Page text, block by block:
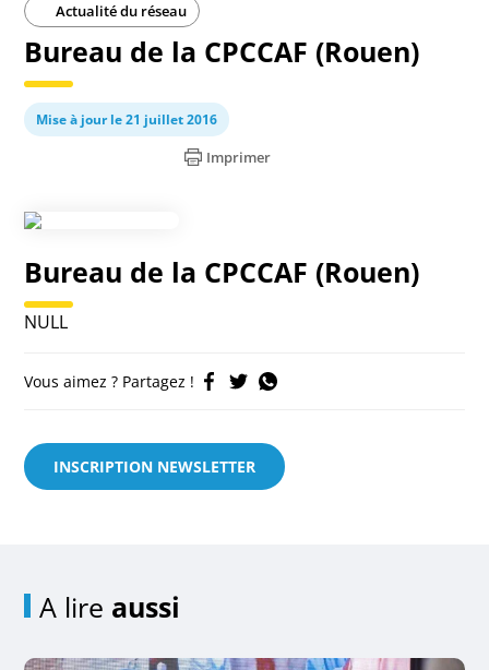
Actualité du réseau
Bureau de la CPCCAF (Rouen)
Mise à jour le 21 juillet 2016
Imprimer
Bureau de la CPCCAF (Rouen)
NULL
Vous aimez ? Partagez !
INSCRIPTION NEWSLETTER
A lire aussi